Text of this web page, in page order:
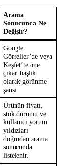
Arama
Sonucunda Ne
Değişir?
Google
Görseller’de veya
Keşfet’te öne
çıkan başlık
olarak görünme
şansı.
Ürünün fiyatı,
stok durumu ve
kullanıcı yorum
yıldızları
doğrudan arama
sonucunda
listelenir.